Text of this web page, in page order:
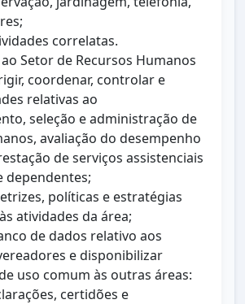
correlatas.
ao Setor de Recursos Humanos
coordenar, controlar e
relativas ao
seleção e administração de
avaliação do desempenho
de serviços assistenciais
dependentes;
políticas e estratégias
atividades da área;
de dados relativo aos
e disponibilizar
uso comum às outras áreas:
certidões e